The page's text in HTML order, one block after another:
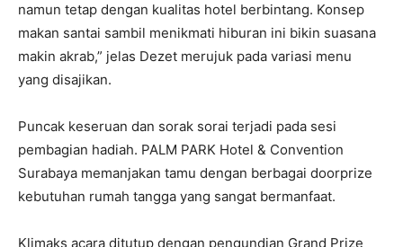
namun tetap dengan kualitas hotel berbintang. Konsep
makan santai sambil menikmati hiburan ini bikin suasana
makin akrab,” jelas Dezet merujuk pada variasi menu
yang disajikan.
Puncak keseruan dan sorak sorai terjadi pada sesi
pembagian hadiah. PALM PARK Hotel & Convention
Surabaya memanjakan tamu dengan berbagai doorprize
kebutuhan rumah tangga yang sangat bermanfaat.
Klimaks acara ditutup dengan pengundian Grand Prize